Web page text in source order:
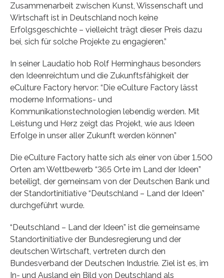
Zusammenarbeit zwischen Kunst, Wissenschaft und
Wirtschaft ist in Deutschland noch keine
Erfolgsgeschichte – vielleicht trägt dieser Preis dazu
bei, sich für solche Projekte zu engagieren.”
In seiner Laudatio hob Rolf Herminghaus besonders
den Ideenreichtum und die Zukunftsfähigkeit der
eCulture Factory hervor: “Die eCulture Factory lässt
moderne Informations- und
Kommunikationstechnologien lebendig werden. Mit
Leistung und Herz zeigt das Projekt, wie aus Ideen
Erfolge in unser aller Zukunft werden können”
Die eCulture Factory hatte sich als einer von über 1.500
Orten am Wettbewerb “365 Orte im Land der Ideen”
beteiligt, der gemeinsam von der Deutschen Bank und
der Standortinitiative “Deutschland – Land der Ideen”
durchgeführt wurde.
“Deutschland – Land der Ideen” ist die gemeinsame
Standortinitiative der Bundesregierung und der
deutschen Wirtschaft, vertreten durch den
Bundesverband der Deutschen Industrie. Ziel ist es, im
In- und Ausland ein Bild von Deutschland als